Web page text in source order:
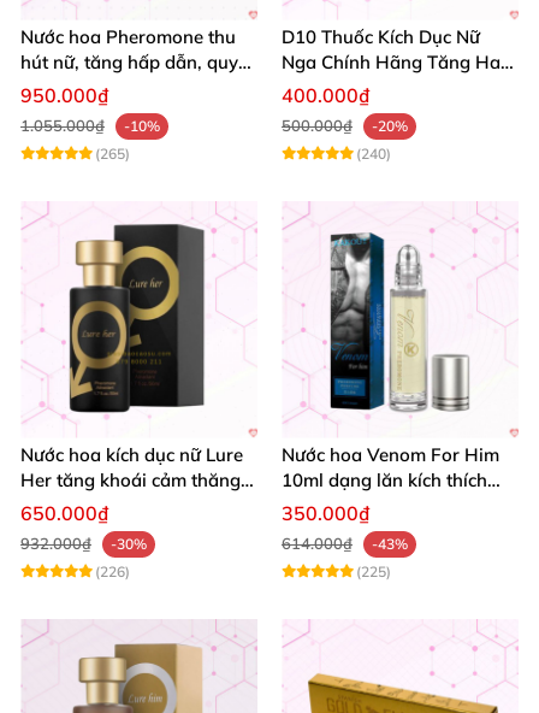
Nước hoa Pheromone thu
hút nữ, tăng hấp dẫn, quy
cách 10ml
950.000₫
1.055.000₫
-10%
(265)
D10 Thuốc Kích Dục Nữ
Nga Chính Hãng Tăng Ham
Muốn An Toàn
400.000₫
500.000₫
-20%
(240)
Nước hoa kích dục nữ Lure
Her tăng khoái cảm thăng
hoa cực mạnh
650.000₫
932.000₫
-30%
(226)
Nước hoa Venom For Him
10ml dạng lăn kích thích
ham muốn tình dục nữ
350.000₫
614.000₫
-43%
(225)